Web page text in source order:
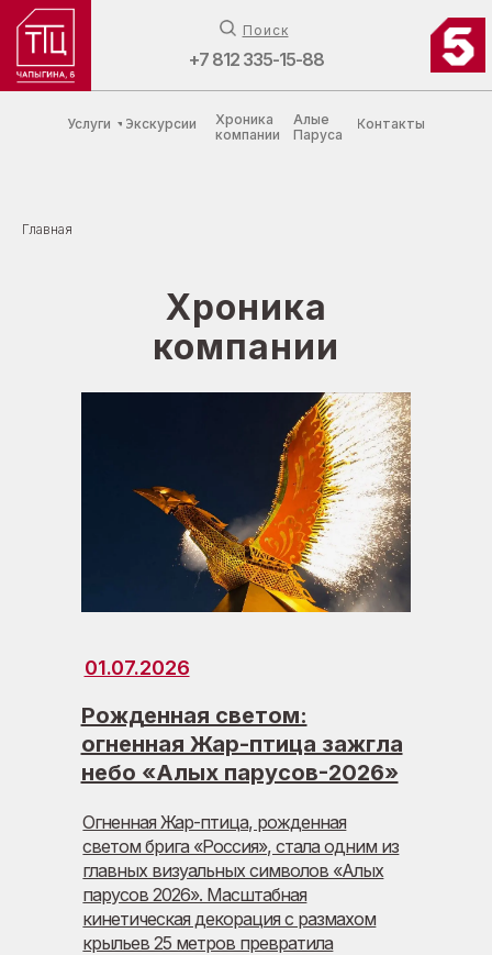
Поиск
+7 812 335-15-88
Хроника
компании
Алые
Паруса
Услуги Экскурсии Контакты
Главная
Хроника
компании
Рожденная светом:
огненная Жар-птица зажгла
небо «Алых парусов-2026»
01.07.2026
Огненная Жар-птица, рожденная
светом брига «Россия», стала одним из
главных визуальных символов «Алых
парусов 2026». Масштабная
кинетическая декорация с размахом
крыльев 25 метров превратила